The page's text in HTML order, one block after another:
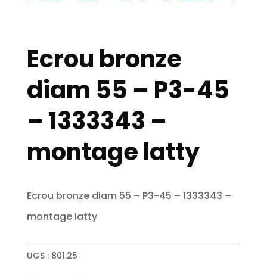
Ecrou bronze
diam 55 – P3-45
– 1333343 –
montage latty
Ecrou bronze diam 55 – P3-45 – 1333343 –
montage latty
UGS : 801.25